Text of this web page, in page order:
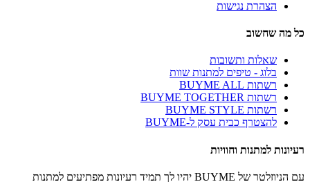
הצהרת נגישות
כל מה שחשוב
שאלות ותשובות
בלוג - טיפים למתנות שוות
רשתות BUYME ALL
רשתות BUYME TOGETHER
רשתות BUYME STYLE
להצטרף כבית עסק ל-BUYME
רעיונות למתנות וחוויות
עם הניוזלטר של BUYME יהיו לך תמיד רעיונות מפתיעים למתנות